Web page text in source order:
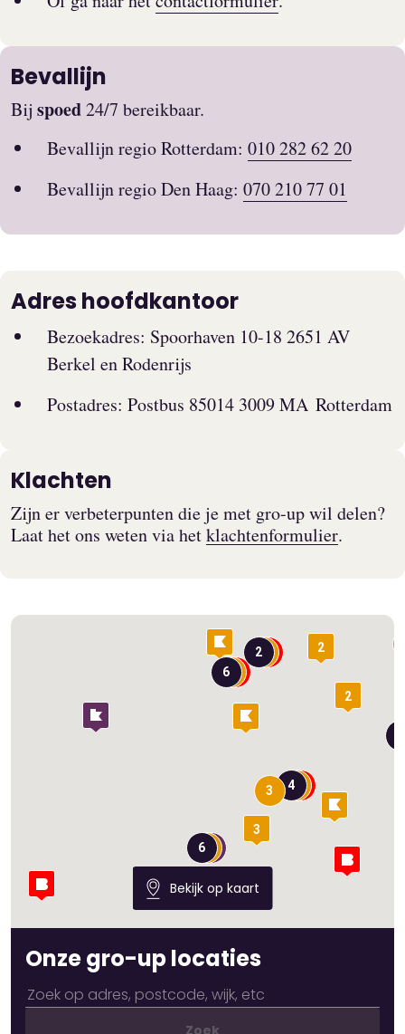
Bevallijn
Bij spoed24/7 bereikbaar.
Bevallijn regio Rotterdam: 010 282 62 20
Bevallijn regio Den Haag: 070 210 77 01
Adres hoofdkantoor
Bezoekadres: Spoorhaven 10-18 2651 AV
Berkel en Rodenrijs
Postadres: Postbus 85014 3009 MA Rotterdam
Klachten
Zijn er verbeterpunten die je met gro-up wil delen?
Laat het ons weten via hetklachtenformulier.
Onze gro-up locaties
Zoek
2
6
6
3
4
2
2
3
Bekijk op kaart